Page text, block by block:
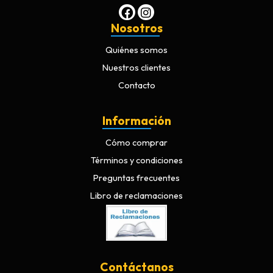
Nosotros
Quiénes somos
Nuestros clientes
Contacto
Información
Cómo comprar
Términos y condiciones
Preguntas frecuentes
Libro de reclamaciones
Contáctanos